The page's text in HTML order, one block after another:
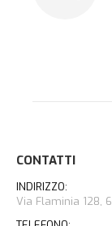
CONTATTI
INDIRIZZO:
Via Flaminia 128,